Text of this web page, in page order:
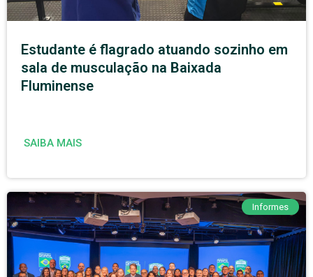
Estudante é flagrado atuando sozinho em
sala de musculação na Baixada
Fluminense
SAIBA MAIS
Informes